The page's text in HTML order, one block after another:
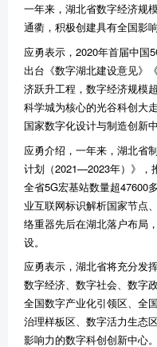
一年来，湖北省数字经济规
通衢，积极创建具有全国影
应勇表示，2020年首届中国
出台《数字湖北建设意见》
济跃升工程，数字经济规模
科学城为核心的光谷科创大
国家数字化设计与制造创新中
应勇介绍，一年来，湖北省
计划（2021—2023年）》，
全省5G宏基站数量超47600
业互联网标识解析国家节点
络重器先后在湖北落户布局
设。
应勇表示，湖北省将充分发
数字经济、数字社会、数字
全国数字产业化引领区、全
治理样板区、数字活力生态
影响力的数字科创创新中心。